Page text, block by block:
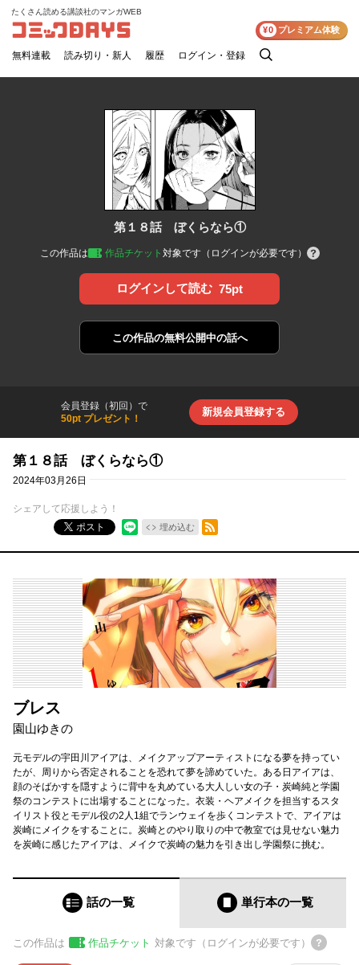
コミックDAYS
たくさん読める講談社のマンガWEB
無料連載 読み切り・新人 履歴 ログイン・登録
検
¥0 プレミアム体験
第１８話 ぼくらなら①
この作品は 作品チケット 対象です（ログインが必要です）
ログインして読む 75pt
この作品の無料公開中の話へ
会員登録（初回）で
50pt プレゼント！
新規会員登録する
第１８話 ぼくらなら①
2024年03月26日
シェアして応援しよう！
ポスト
埋め込む
RSSフィード
ブレス
園山ゆきの
元モデルの宇田川アイアは、メイクアップアーティストになる夢を持ってい
たが、周りから否定されることを恐れて夢を諦めていた。ある日アイアは、
顔のそばかすを隠すように背中を丸めている大人しい女の子・炭崎純と学園
祭のコンテストに出場することになった。衣装・ヘアメイクを担当するスタ
イリスト役とモデル役の2人1組でランウェイを歩くコンテストで、アイアは
炭崎にメイクをすることに。炭崎とのやり取りの中で教室では見せない魅力
を炭崎に感じたアイアは、メイクで炭崎の魅力を引き出し学園祭に挑む。
話の一覧 単行本の一覧
この作品は 作品チケット 対象です（ログインが必要です）